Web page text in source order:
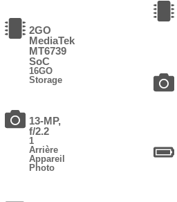
2GO
MediaTek
MT6739
SoC
16GO
Storage
13-MP,
f/2.2
1
Arrière
Appareil
Photo